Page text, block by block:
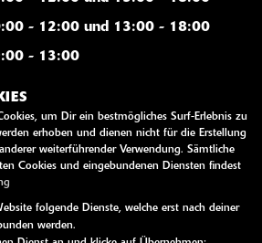
- 12:00 und 13:00 - 18:00
- 13:00
Absprache auch für die Zeit
allgemeinen Öffnungszeiten
um Dir ein bestmögliches Surf-Erlebnis zu
erhoben und dienen nicht für die Erstellung
weiterführender Verwendung. Sämtliche
Cookies und eingebundenen Diensten findest
folgende Dienste, welche erst nach deiner
werden.